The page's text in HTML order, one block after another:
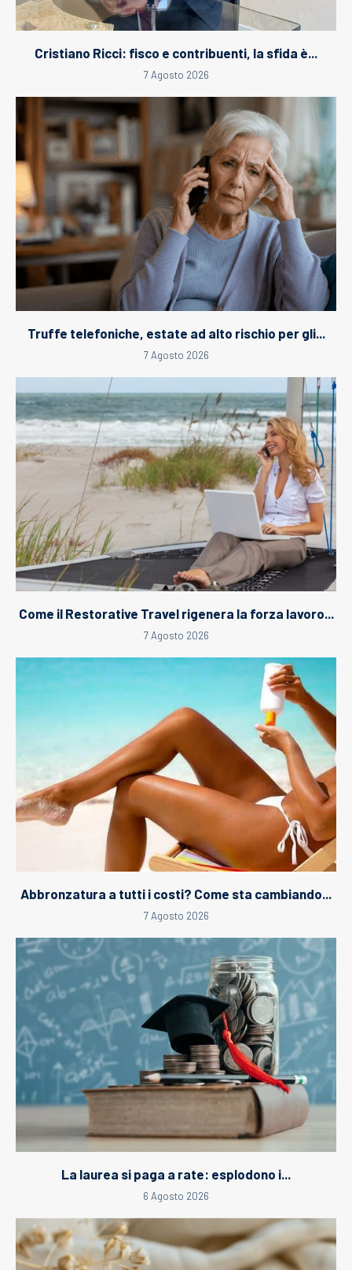
Cristiano Ricci: fisco e contribuenti, la sfida è...
7 Agosto 2026
Truffe telefoniche, estate ad alto rischio per gli...
7 Agosto 2026
Come il Restorative Travel rigenera la forza lavoro...
7 Agosto 2026
Abbronzatura a tutti i costi? Come sta cambiando...
7 Agosto 2026
La laurea si paga a rate: esplodono i...
6 Agosto 2026